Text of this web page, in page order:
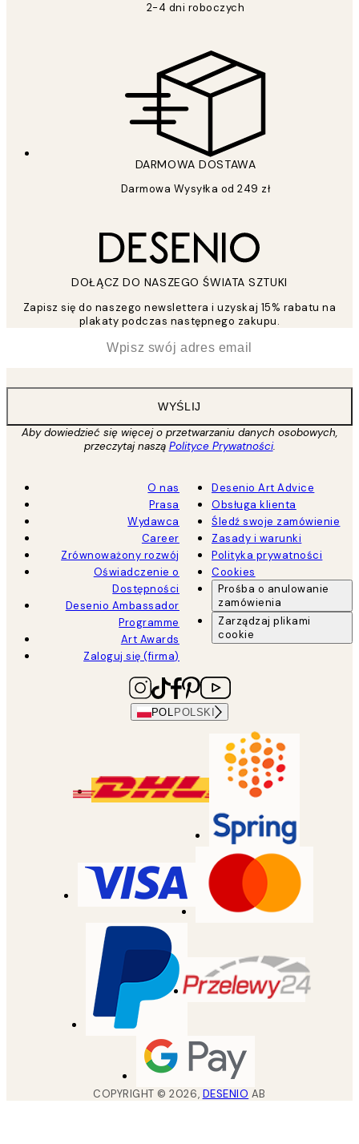
2-4 dni roboczych
DARMOWA DOSTAWA
Darmowa Wysyłka od 249 zł
DOŁĄCZ DO NASZEGO ŚWIATA SZTUKI
Zapisz się do naszego newslettera i uzyskaj 15% rabatu na
plakaty podczas następnego zakupu.
WYŚLIJ
Aby dowiedzieć się więcej o przetwarzaniu danych osobowych,
przeczytaj naszą Polityce Prywatności.
O nas
Prasa
Wydawca
Career
Zrównoważony rozwój
Oświadczenie o
Dostępności
Desenio Ambassador
Programme
Art Awards
Zaloguj się (firma)
Desenio Art Advice
Obsługa klienta
Śledź swoje zamówienie
Zasady i warunki
Polityka prywatności
Cookies
Prośba o anulowanie
zamówienia
Zarządzaj plikami
cookie
POL POLSKI
COPYRIGHT ©2026, DESENIO AB